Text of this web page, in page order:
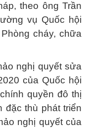
theo ông Trần
vụ Quốc hội
cháy, chữa
nghị quyết sửa
của Quốc hội
quyền đô thị
đặc thù phát triển
nghị quyết của